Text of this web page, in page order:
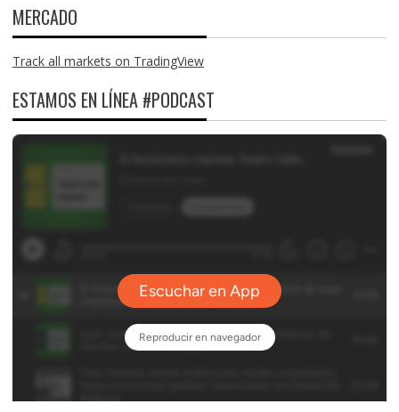
MERCADO
Track all markets on TradingView
ESTAMOS EN LÍNEA #PODCAST